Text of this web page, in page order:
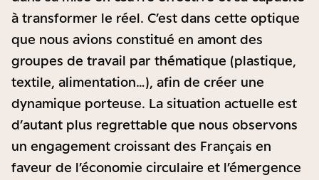
à transformer le réel. C’est dans cette optique
que nous avions constitué en amont des
groupes de travail par thématique (plastique,
textile, alimentation…), afin de créer une
dynamique porteuse. La situation actuelle est
d’autant plus regrettable que nous observons
un engagement croissant des Français en
faveur de l’économie circulaire et l’émergence